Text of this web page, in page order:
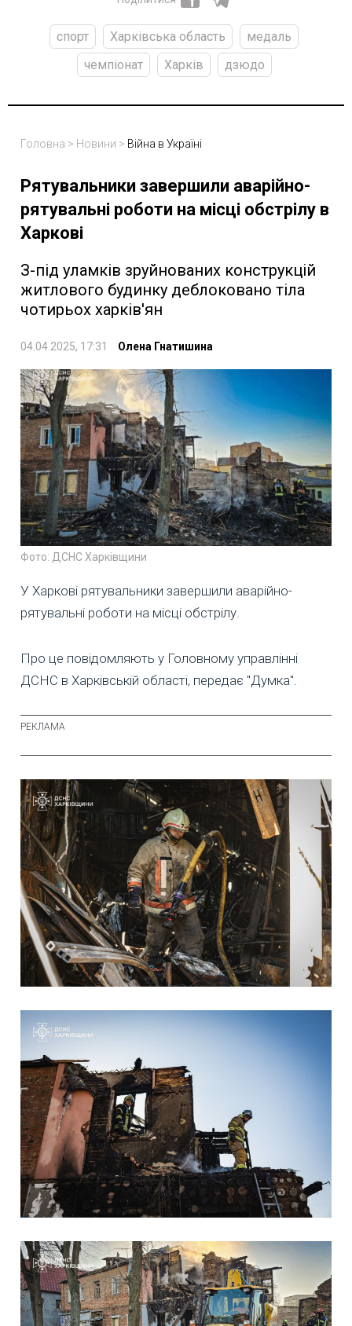
спорт Харківська область
медаль
чемпіонат
Харків дзюдо
Головна > Новини > Війна в Україні
Рятувальники завершили аварійно-
рятувальні роботи на місці обстрілу в
Харкові
З-під уламків зруйнованих конструкцій
житлового будинку деблоковано тіла
чотирьох харків'ян
04.04.2025, 17:31 Олена Гнатишина
Фото: ДСНС Харківщини
У Харкові рятувальники завершили аварійно-
рятувальні роботи на місці обстрілу.
Про це повідомляють у Головному управлінні
ДСНС в Харківській області, передає "Думка".